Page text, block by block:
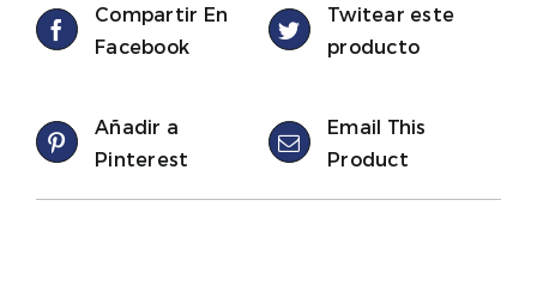
Compartir En
Facebook
Twitear este
producto
Añadir a
Pinterest
Email This
Product